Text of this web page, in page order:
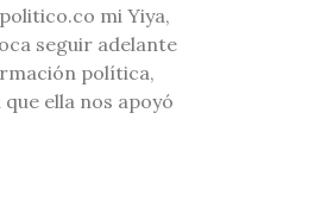
mi Yiya,
seguir adelante
política,
ella nos apoyó